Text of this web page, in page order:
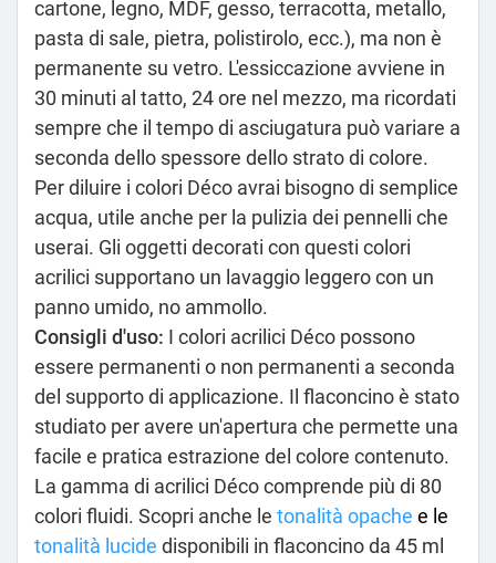
cartone, legno, MDF, gesso, terracotta, metallo,
pasta di sale, pietra, polistirolo, ecc.), ma non è
permanente su vetro. L'essiccazione avviene in
30 minuti al tatto, 24 ore nel mezzo, ma ricordati
sempre che il tempo di asciugatura può variare a
seconda dello spessore dello strato di colore.
Per diluire i colori Déco avrai bisogno di semplice
acqua, utile anche per la pulizia dei pennelli che
userai. Gli oggetti decorati con questi colori
acrilici supportano un lavaggio leggero con un
panno umido, no ammollo.
Consigli d'uso: I colori acrilici Déco possono
essere permanenti o non permanenti a seconda
del supporto di applicazione. Il flaconcino è stato
studiato per avere un'apertura che permette una
facile e pratica estrazione del colore contenuto.
La gamma di acrilici Déco comprende più di 80
colori fluidi. Scopri anche le tonalità opache e le
tonalità lucide disponibili in flaconcino da 45 ml